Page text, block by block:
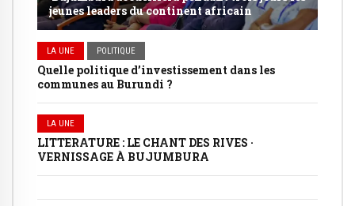
jeunes leaders du continent africain
LA UNE POLITIQUE
Quelle politique d’investissement dans les
communes au Burundi ?
LA UNE
LITTERATURE : LE CHANT DES RIVES ·
VERNISSAGE À BUJUMBURA